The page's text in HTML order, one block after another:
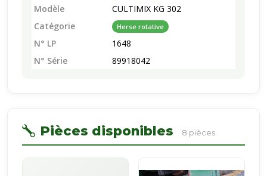
Modèle
CULTIMIX KG 302
Catégorie
Herse rotative
N° LP
1648
N° Série
89918042
Pièces disponibles 8 pièces